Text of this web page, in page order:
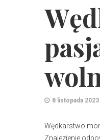
8 listopada 2023
Wędkarstwo
Znalezienie